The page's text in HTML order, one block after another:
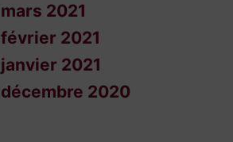
mars 2021
février 2021
janvier 2021
décembre 2020